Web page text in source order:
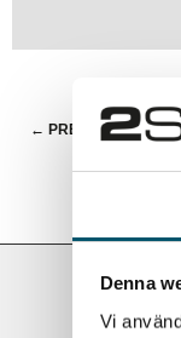
Denna
Vi
← PREPARING FOR